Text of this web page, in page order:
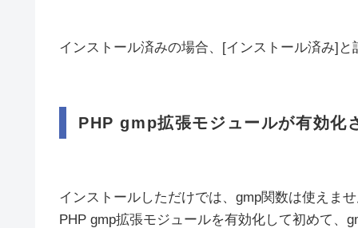
インストール済みの場合、[インストール済み]と
PHP gmp拡張モジュールが有効化
インストールしただけでは、gmp関数は使えま
PHP gmp拡張モジュールを有効化して初めて、